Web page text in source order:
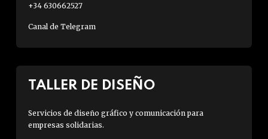
+34 630662527
Canal de Telegram
TALLER DE DISEÑO
Servicios de diseño gráfico y comunicación para
empresas solidarias.